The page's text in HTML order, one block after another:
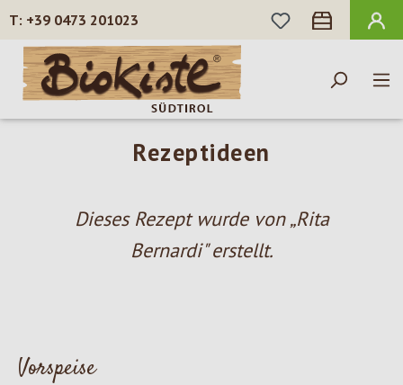
Zum Hauptinhalt springen
+39 0473 201023
DU HAST 0
Rezeptideen
Dieses Rezept wurde von „Rita
Bernardi" erstellt.
Vorspeise